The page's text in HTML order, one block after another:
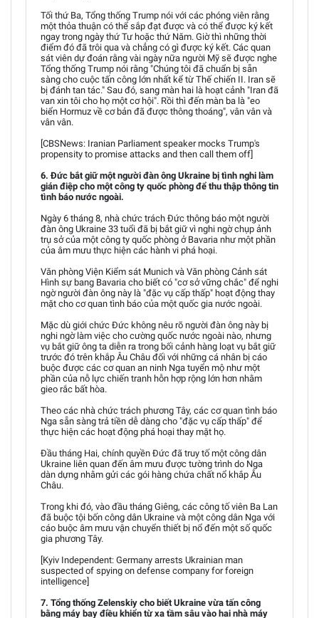
Tối thứ Ba, Tổng thống Trump nói với các phóng viên rằng
một thỏa thuận có thể sắp đạt được và có thể được ký kết
ngay trong ngày thứ Tư hoặc thứ Năm. Giờ thì những thời
điểm đó đã trôi qua và chẳng có gì được ký kết. Các quan
sát viên dự đoán rằng vài ngày nữa người Mỹ sẽ được nghe
Tổng thống Trump nói rằng "Chúng tôi đã chuẩn bị sẵn
sàng cho cuộc tấn công lớn nhất kể từ Thế chiến II. Iran sẽ
bị đánh tan tác." Sau đó, sang màn hai là hoạt cảnh "Iran đã
van xin tôi cho họ một cơ hội". Rồi thì đến màn ba là "eo
biển Hormuz về cơ bản đã được thông thoáng", vân vân và
vân vân.
[CBSNews: Iranian Parliament speaker mocks Trump's
propensity to promise attacks and then call them off]
6. Đức bắt giữ một người đàn ông Ukraine bị tình nghi làm
gián điệp cho một công ty quốc phòng để thu thập thông tin
tình báo nước ngoài.
Ngày 6 tháng 8, nhà chức trách Đức thông báo một người
đàn ông Ukraine 33 tuổi đã bị bắt giữ vì nghi ngờ chụp ảnh
trụ sở của một công ty quốc phòng ở Bavaria như một phần
của âm mưu thực hiện các hành vi phá hoại.
Văn phòng Viện Kiểm sát Munich và Văn phòng Cảnh sát
Hình sự bang Bavaria cho biết có "cơ sở vững chắc" để nghi
ngờ người đàn ông này là "đặc vụ cấp thấp" hoạt động thay
mặt cho cơ quan tình báo của một quốc gia nước ngoài.
Mặc dù giới chức Đức không nêu rõ người đàn ông này bị
nghi ngờ làm việc cho cường quốc nước ngoài nào, nhưng
vụ bắt giữ ông ta diễn ra trong bối cảnh hàng loạt vụ bắt giữ
trước đó trên khắp Âu Châu đối với những cá nhân bị cáo
buộc được các cơ quan an ninh Nga tuyển mộ như một
phần của nỗ lực chiến tranh hỗn hợp rộng lớn hơn nhằm
gieo rắc bất hòa.
Theo các nhà chức trách phương Tây, các cơ quan tình báo
Nga sẵn sàng trả tiền dễ dàng cho "đặc vụ cấp thấp" để
thực hiện các hoạt động phá hoại thay mặt họ.
Đầu tháng Hai, chính quyền Đức đã truy tố một công dân
Ukraine liên quan đến âm mưu được tường trình do Nga
dàn dựng nhằm gửi các gói hàng chứa chất nổ khắp Âu
Châu.
Trong khi đó, vào đầu tháng Giêng, các công tố viên Ba Lan
đã buộc tội bốn công dân Ukraine và một công dân Nga với
cáo buộc âm mưu vận chuyển thiết bị nổ đến một số quốc
gia phương Tây.
[Kyiv Independent: Germany arrests Ukrainian man
suspected of spying on defense company for foreign
intelligence]
7. Tổng thống Zelenskiy cho biết Ukraine vừa tấn công
bằng máy bay điều khiển từ xa tầm sâu vào hai nhà máy